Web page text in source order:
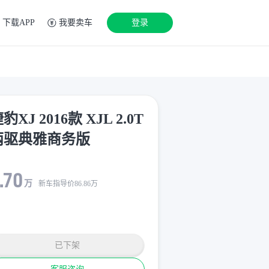
下载APP 我要卖车 登录
豹XJ 2016款 XJL 2.0T
驱典雅商务版
万 新车指导价86.86万
已下架